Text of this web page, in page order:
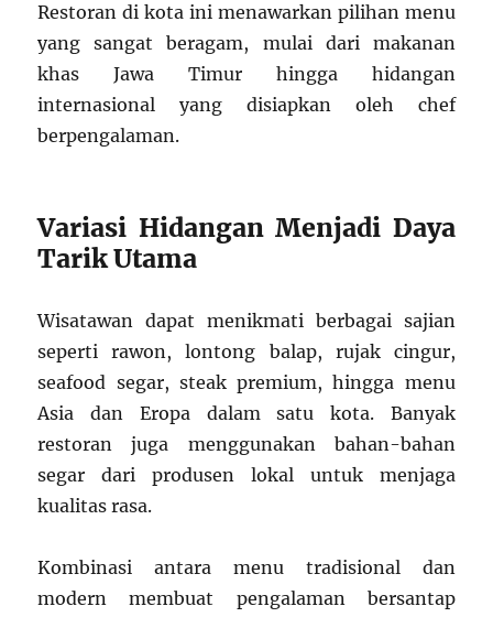
Restoran di kota ini menawarkan pilihan menu
yang sangat beragam, mulai dari makanan
khas Jawa Timur hingga hidangan
internasional yang disiapkan oleh chef
berpengalaman.
Variasi Hidangan Menjadi Daya
Tarik Utama
Wisatawan dapat menikmati berbagai sajian
seperti rawon, lontong balap, rujak cingur,
seafood segar, steak premium, hingga menu
Asia dan Eropa dalam satu kota. Banyak
restoran juga menggunakan bahan-bahan
segar dari produsen lokal untuk menjaga
kualitas rasa.
Kombinasi antara menu tradisional dan
modern membuat pengalaman bersantap